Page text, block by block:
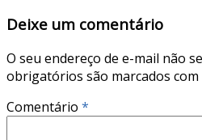
Deixe um comentário
O seu endereço de e-mail não
obrigatórios são marcados com
Comentário *